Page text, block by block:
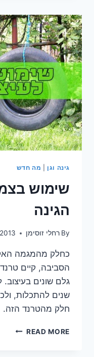
גינה וגן מה חדש
שימוש
הגינה
By רחלי זוסימן
כחלק מהמגמה
הסביבה, קיים
גלם שונים בעיצוב.
שנים להתכלות,
חלק מהטרנד הזה.
READ MOREשימוש